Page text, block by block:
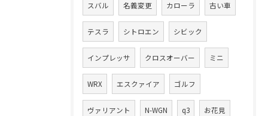
スバル 名義変更 カローラ 古い車
テスラ シトロエン シビック
インプレッサ クロスオーバー ミニ
WRX エスクァイア ゴルフ
ヴァリアント N-WGN q3 お花見